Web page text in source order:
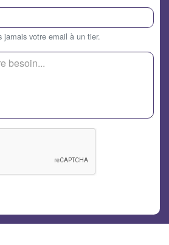
jamais votre email à un tier.